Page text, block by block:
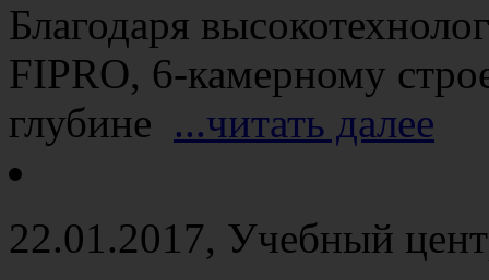
Благодаря
FIPRO, 6-камерному
глубине ...читать далее
22.01.2017, Учебный